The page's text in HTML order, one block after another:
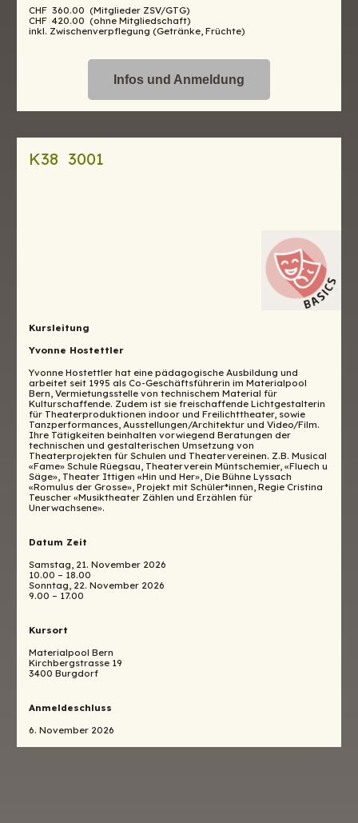
CHF 360.00 (Mitglieder ZSV/GTG)
CHF 420.00 (ohne Mitgliedschaft)
inkl. Zwischenverpflegung (Getränke, Früchte)
Infos und Anmeldung
K38 3001
Kursleitung
Yvonne Hostettler
Yvonne Hostettler hat eine pädagogische Ausbildung und
arbeitet seit 1995 als Co-Geschäftsführerin im Materialpool
Bern, Vermietungsstelle von technischem Material für
Kulturschaffende. Zudem ist sie freischaffende Lichtgestalterin
für Theaterproduktionen indoor und Freilichttheater, sowie
Tanzperformances, Ausstellungen/Architektur und Video/Film.
Ihre Tätigkeiten beinhalten vorwiegend Beratungen der
technischen und gestalterischen Umsetzung von
Theaterprojekten für Schulen und Theatervereinen. Z.B. Musical
«Fame» Schule Rüegsau, Theaterverein Müntschemier, «Fluech u
Säge», Theater Ittigen «Hin und Her», Die Bühne Lyssach
«Romulus der Grosse», Projekt mit Schüler*innen, Regie Cristina
Teuscher «Musiktheater Zählen und Erzählen für
Unerwachsene».
Datum Zeit
Samstag, 21. November 2026
10.00 – 18.00
Sonntag, 22. November 2026
9.00 – 17.00
Kursort
Materialpool Bern
Kirchbergstrasse 19
3400 Burgdorf
Anmeldeschluss
6. November 2026